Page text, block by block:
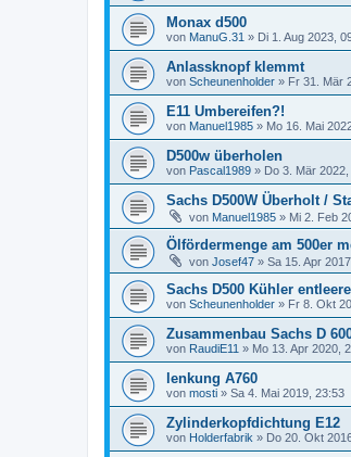
Monax d500
von ManuG.31 » Di 1. Aug 2023,
Anlassknopf klemmt
von Scheunenholder » Fr 31. Mär
E11 Umbereifen?!
von Manuel1985 » Mo 16. Mai
D500w überholen
von Pascal1989 » Do 3. Mär
Sachs D500W Überholt /
von Manuel1985 » Mi 2. Feb
Ölfördermenge am 500er
von Josef47 » Sa 15. Apr
Sachs D500 Kühler
von Scheunenholder » Fr 8. Okt
Zusammenbau Sachs D
von RaudiE11 » Mo 13. Apr 2020,
lenkung A760
von mosti » Sa 4. Mai 2019, 23:53
Zylinderkopfdichtung E12
von Holderfabrik » Do 20. Okt